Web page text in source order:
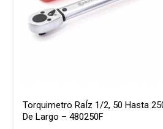
Torquimetro RaÍz 1/2, 50 Hasta
De Largo – 480250F